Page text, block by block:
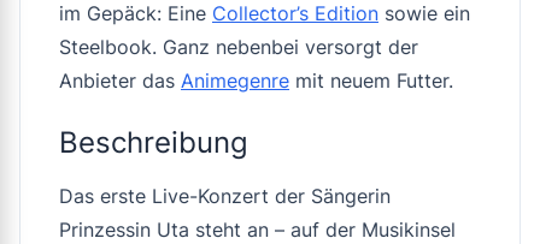
im Gepäck: Eine Collector’s Edition sowie ein
Steelbook. Ganz nebenbei versorgt der
Anbieter das Animegenre mit neuem Futter.
Beschreibung
Das erste Live-Konzert der Sängerin
Prinzessin Uta steht an – auf der Musikinsel